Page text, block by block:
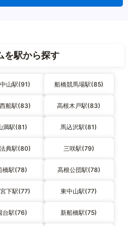
を駅から探す
山駅(91) 船橋競馬場駅(85)
船駅(83) 高根木戸駅(83)
満駅(81) 馬込沢駅(81)
典駅(80) 三咲駅(79)
橋駅(78) 高根公団駅(78)
下駅(77) 東中山駅(77)
台駅(76) 新船橋駅(75)